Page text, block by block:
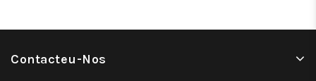
Contacteu-Nos